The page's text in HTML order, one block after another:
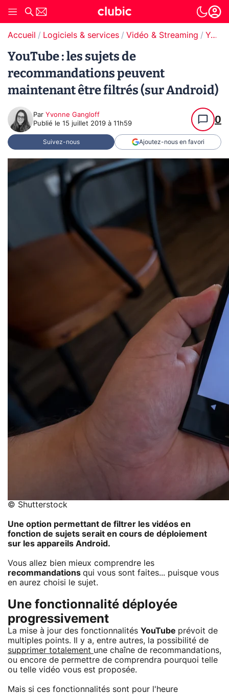
Accueil Logiciels & services Vidéo & Streaming YouTube
YouTube : les sujets de
recommandations peuvent
maintenant être filtrés (sur Android)
Par Yvonne Gangloff
Publié le 15 juillet 2019 à 11h59 0
Suivez-nous Ajoutez-nous en favori
© Shutterstock
Une option permettant de filtrer les vidéos en
fonction de sujets serait en cours de déploiement
sur les appareils Android.
Vous allez bien mieux comprendre les
recommandations qui vous sont faites... puisque vous
en aurez choisi le sujet.
Une fonctionnalité déployée
progressivement
La mise à jour des fonctionnalités YouTube prévoit de
multiples points. Il y a, entre autres, la possibilité de
supprimer totalement une chaîne de recommandations,
ou encore de permettre de comprendra pourquoi telle
ou telle vidéo vous est proposée.
Mais si ces fonctionnalités sont pour l'heure